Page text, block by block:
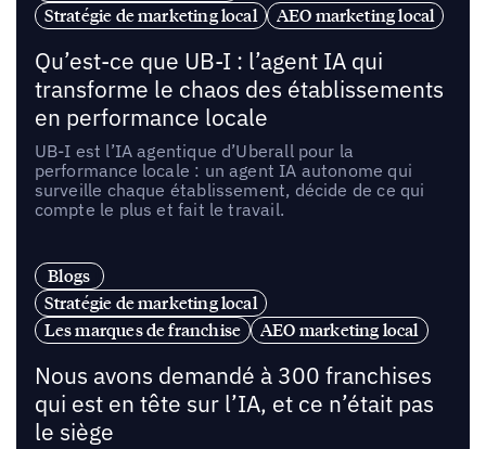
Stratégie de marketing local AEO marketing local
Qu’est-ce que UB-I : l’agent IA qui
transforme le chaos des établissements
en performance locale
UB-I est l’IA agentique d’Uberall pour la
performance locale : un agent IA autonome qui
surveille chaque établissement, décide de ce qui
compte le plus et fait le travail.
Blogs
Stratégie de marketing local
Les marques de franchise
AEO marketing local
Nous avons demandé à 300 franchises
qui est en tête sur l’IA, et ce n’était pas
le siège